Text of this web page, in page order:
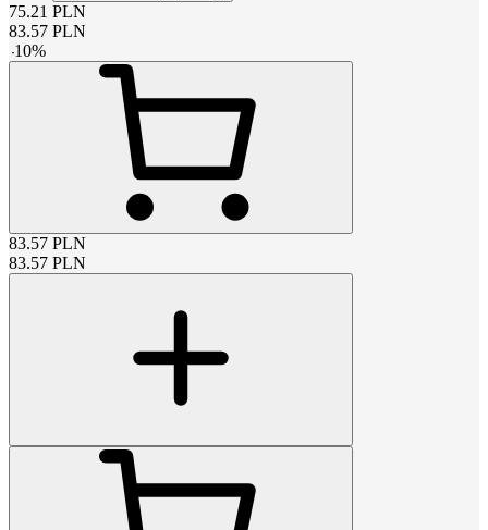
75.21 PLN
83.57 PLN
-10%
83.57 PLN
83.57 PLN